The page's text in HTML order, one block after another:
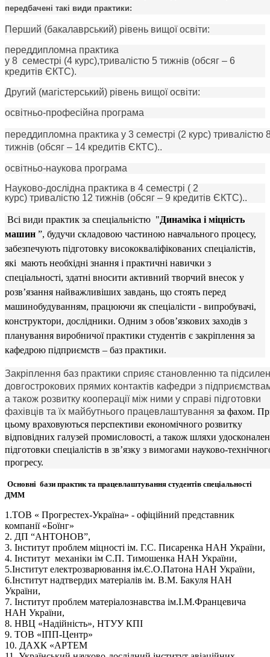
передбачені такі види практики:
Перший (бакалаврський) рівень вищоїосвіти:
переддипломна практика
у 8 семестрі (4 курс),тривалістю 5 тижнів (обсяг – 6
кредитів ЄКТС).
Другий (магістерський) рівень вищоїосвіти:
освітньо-професійна програма
переддипломна практика у 3 семестрі (2 курс) тривалістю
тижнів (обсяг – 14 кредитів ЄКТС)..
освітньо-наукова програма
Науково-дослідна практика в 4 семестрі ( 2
курс) тривалістю 12 тижнів (обсяг – 9 кредитів ЄКТС)..
Всі види практик за спеціальністю "Динаміка і міцність
машин ”, будучи складовою частиною навчального процесу,
забезпечують підготовку висококваліфікованих спеціалістів,
які мають необхідні знання і практичні навички з
спеціальності, здатні вносити активний творчий внесок у
розв’язання найважливіших завдань, що стоять перед
машинобудуванням, працюючи як спеціалісти - випробувачі,
конструктори, дослідники. Одним з обов’язкових заходів з
планування виробничої практики студентів є закріплення за
кафедрою підприємств – баз практики.
Закріплення баз практики сприяє становленню та
довгострокових прямих контактів кафедри з
а також розвитку кооперації між ними у справі підготовки
фахівців та їх майбутнього працевлаштування за фахом.
цьому враховуються перспективи економічного розвитку
відповідних галузей промисловості, а також шляхи
підготовки спеціалістів в зв’язку з вимогами науково-
прогресу.
Основні бази практик та працевлаштування студентів спеціальності
ДММ
1.ТОВ « Прогрестех-Україна» - офіційний представник
компанії «Боїнг»
2. ДП “АНТОНОВ”,
3. Інститут проблем міцності ім. Г.С. Писаренка НАН України,
4. Інститут механіки ім С.П. Тимошенка НАН України,
5.Інститут електрозварювання ім.Є.О.Патона НАН України,
6.Інститут надтвердих матеріалів ім. В.М. Бакуля НАН
України,
7. Інститут проблем матеріалознавства ім.І.М.Францевича
НАН України,
8. НВЦ «Надійність», НТУУ КПІ
9. ТОВ «ІПП-Центр»
10. ДАХК «АРТЕМ